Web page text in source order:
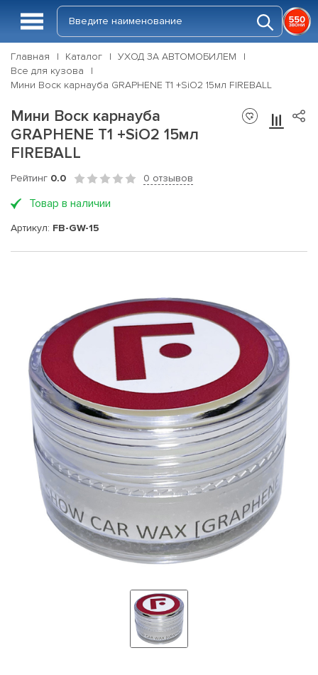
Главная Каталог
УХОД ЗА АВТОМОБИЛЕМ
Все для кузова
Мини Воск карнауба GRAPHENE T1 +SiO2 15мл FIREBALL
Мини Воск карнауба
GRAPHENE T1 +SiO2 15мл
FIREBALL
Рейтинг 0.0 0 отзывов
Товар в наличии
Артикул: FB-GW-15